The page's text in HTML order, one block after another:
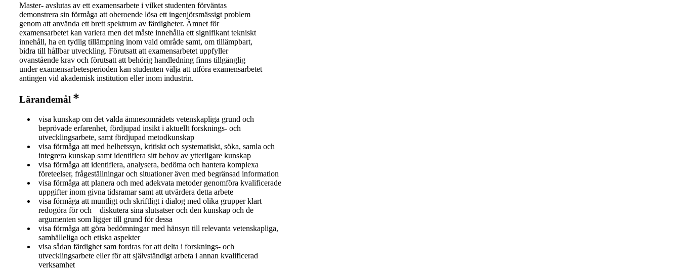
Master- avslutas av ett examensarbete i vilket studenten förväntas
demonstrera sin förmåga att oberoende lösa ett ingenjörsmässigt problem
genom att använda ett brett spektrum av färdigheter. Ämnet för
examensarbetet kan variera men det måste innehålla ett signifikant tekniskt
innehåll, ha en tydlig tillämpning inom vald område samt, om tillämpbart,
bidra till hållbar utveckling. Förutsatt att examensarbetet uppfyller
ovanstående krav och förutsatt att behörig handledning finns tillgänglig
under examensarbetesperioden kan studenten välja att utföra examensarbetet
antingen vid akademisk institution eller inom industrin.
Lärandemål
visa kunskap om det valda ämnesområdets vetenskapliga grund och
beprövade erfarenhet, fördjupad insikt i aktuellt forsknings- och
utvecklingsarbete, samt fördjupad metodkunskap
visa förmåga att med helhetssyn, kritiskt och systematiskt, söka, samla och
integrera kunskap samt identifiera sitt behov av ytterligare kunskap
visa förmåga att identifiera, analysera, bedöma och hantera komplexa
företeelser, frågeställningar och situationer även med begränsad information
visa förmåga att planera och med adekvata metoder genomföra kvalificerade
uppgifter inom givna tidsramar samt att utvärdera detta arbete
visa förmåga att muntligt och skriftligt i dialog med olika grupper klart
redogöra för och diskutera sina slutsatser och den kunskap och de
argumenten som ligger till grund för dessa
visa förmåga att göra bedömningar med hänsyn till relevanta vetenskapliga,
samhälleliga och etiska aspekter
visa sådan färdighet sam fordras for att delta i forsknings- och
utvecklingsarbete eller för att självständigt arbeta i annan kvalificerad
verksamhet